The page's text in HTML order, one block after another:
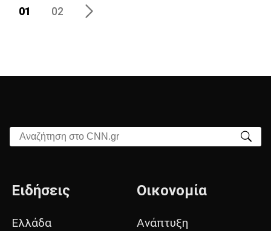
01 02
Αναζήτηση στο CNN.gr
Ειδήσεις
Ελλάδα
Οικονομία
Ανάπτυξη